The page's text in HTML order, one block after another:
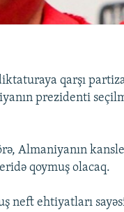
qarşı
prezidenti
Almaniyanın
qoymuş olacaq.
neft ehtiyatları